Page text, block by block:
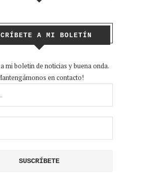
A MI BOLETÍN
mi boletin de noticias y buena onda.
en contacto!